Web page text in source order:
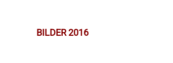
BILDER 2016